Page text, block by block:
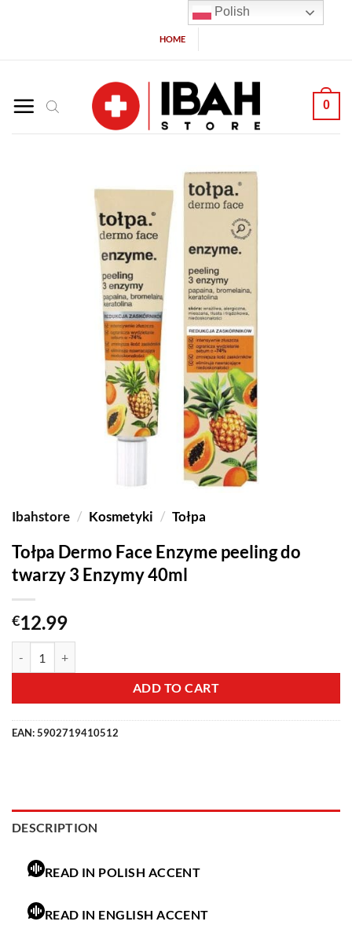
HOME
0
Ibahstore / Kosmetyki / Tołpa
Tołpa Dermo Face Enzyme peeling do
twarzy 3 Enzymy 40ml
€12.99
ADD TO CART
EAN:5902719410512
DESCRIPTION
READ IN POLISH ACCENT
READ IN ENGLISH ACCENT
Polish